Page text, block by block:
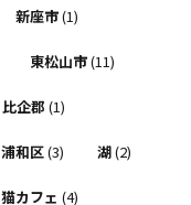
新座市(1)
東松山市(11)
比企郡 (1)
浦和区(3) 湖(2)
猫カフェ (4)